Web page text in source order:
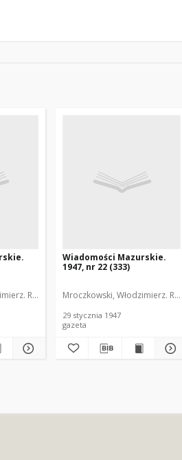
Red.
Wiadomości Mazurskie.
1947, nr 22 (333)
Mroczkowski, Włodzimierz. Red.
29 stycznia 1947
gazeta